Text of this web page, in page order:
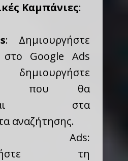
Καμπάνιες:
: Δημιουργήστε
στο Google Ads
που θα
στα
αναζήτησης.
Ads:
τη